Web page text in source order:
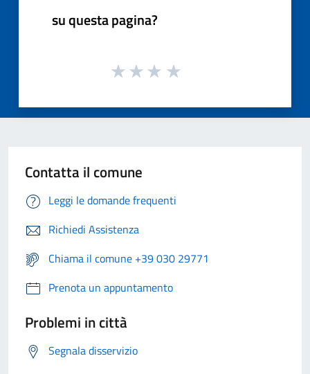
su questa pagina?
Contatta il comune
Leggi le domande frequenti
Richiedi Assistenza
Chiama il comune +39 030 29771
Prenota un appuntamento
Problemi in città
Segnala disservizio